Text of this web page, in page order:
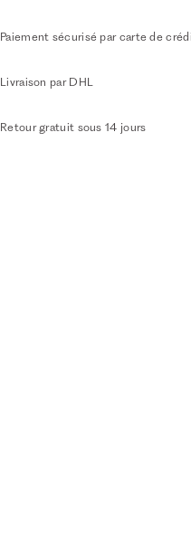
Paiement sécurisé par carte de
Livraison par DHL
Retour gratuit sous 14 jours